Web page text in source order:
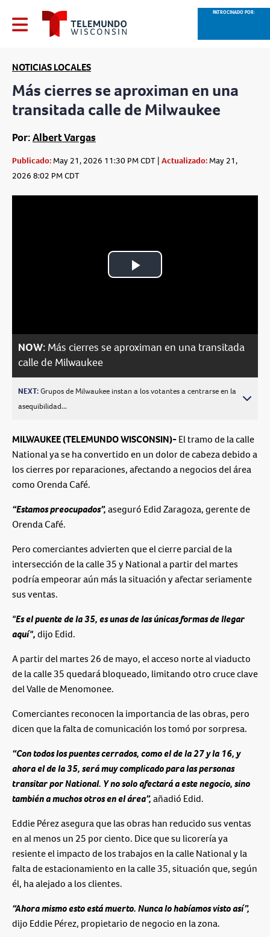
PATROCINADO POR:
NOTICIAS LOCALES
Más cierres se aproximan en una
transitada calle de Milwaukee
Por:Albert Vargas
Publicado: May 21, 2026 11:30 PM CDT | Actualizado: May 21,
2026 8:02 PM CDT
Play
NOW: Más cierres se aproximan en una transitada
calle de Milwaukee
NEXT:Grupos de Milwaukee instan a los votantes a centrarse en la
asequibilidad...
MILWAUKEE (TELEMUNDO WISCONSIN)-El tramo de la calle
National ya se ha convertido en un dolor de cabeza debido a
los cierres por reparaciones, afectando a negocios del área
como Orenda Café.
“Estamos preocupados”,aseguró Edid Zaragoza, gerente de
Orenda Café.
Pero comerciantes advierten que el cierre parcial de la
intersección de la calle 35 y National a partir del martes
podría empeorar aún más la situación y afectar seriamente
sus ventas.
"Es el puente de la 35, es unas de las únicas formas de llegar
aquí",dijo Edid.
A partir del martes 26 de mayo, el acceso norte al viaducto
de la calle 35 quedará bloqueado, limitando otro cruce clave
del Valle de Menomonee.
Comerciantes reconocen la importancia de las obras, pero
dicen que la falta de comunicación los tomó por sorpresa.
“Con todos los puentes cerrados, como el de la 27 y la 16, y
ahora el de la 35, será muy complicado para las personas
transitar por National. Y no solo afectará a este negocio, sino
también a muchos otros en el área”,añadió Edid.
Eddie Pérez asegura que las obras han reducido sus ventas
en al menos un 25 por ciento. Dice que su licorería ya
resiente el impacto de los trabajos en la calle National y la
falta de estacionamiento en la calle 35, situación que, según
él, ha alejado a los clientes.
“Ahora mismo esto está muerto. Nunca lo habíamos visto así”,
dijo Eddie Pérez, propietario de negocio en la zona.